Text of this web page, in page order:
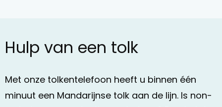
Hulp van een tolk
Met onze tolkentelefoon heeft u binnen één
minuut een Mandarijnse tolk aan de lijn. Is non-